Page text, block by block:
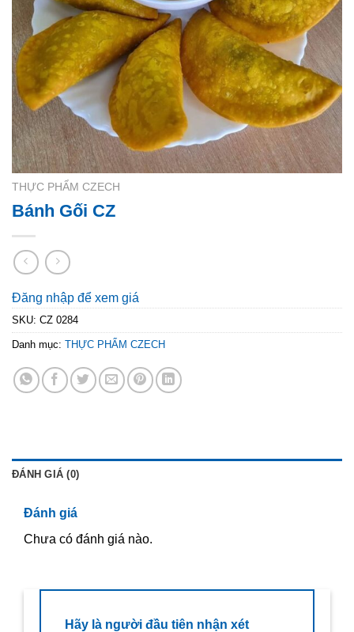
THỰC PHẨM CZECH
Bánh Gối CZ
Đăng nhập để xem giá
SKU: CZ 0284
Danh mục: THỰC PHẨM CZECH
ĐÁNH GIÁ (0)
Đánh giá
Chưa có đánh giá nào.
Hãy là người đầu tiên nhận xét